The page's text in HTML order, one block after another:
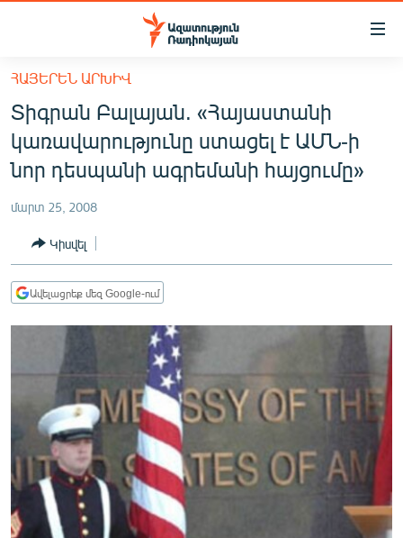
Մատչելիության
հիմնական
բովանդակությանը
Անցնել
հիմնական
մենյուին
ՀԱՅԱՍՏԱՆ
ՔԱՂԱՔԱԿԱՆ
ՀԱՍԱՐԱԿՈՒԹՅՈՒՆ
ՏՆՏԵՍՈՒԹՅՈՒՆ
ՂԱՐԱԲԱՂ
ՊԱՏԵՐԱԶՄԻ 6 ՇԱԲԱԹՆԵՐԸ
ՏԱՐԱԾԱՇՐՋԱՆ
ՄԻՋԱԶԳԱՅԻՆ
ՄՇԱԿՈՒՅԹ
ՍՊՈՐՏ
ՄԵԿՆԱԲԱՆՈՒԹՅՈՒՆ
ՀԱՅԵՐԵՆ ԱՐԽԻՎ
Տիգրան Բալայան. «Հայաստանի
կառավարությունը ստացել է ԱՄՆ-ի
նոր դեսպանի ագրեմանի հայցումը»
մարտ 25, 2008
Կիսվել
Ավելացրեք մեզ Google-ում